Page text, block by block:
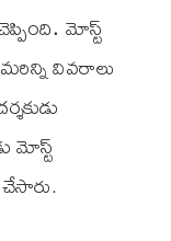
. మోస్ట్
వివరాలు
మోస్ట్